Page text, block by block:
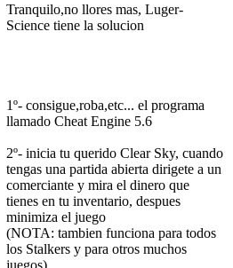
Tranquilo,no llores mas, Luger-
Science tiene la solucion
1º- consigue,roba,etc... el programa
llamado Cheat Engine 5.6
2º- inicia tu querido Clear Sky, cuando
tengas una partida abierta dirigete a un
comerciante y mira el dinero que
tienes en tu inventario, despues
minimiza el juego
(NOTA: tambien funciona para todos
los Stalkers y para otros muchos
juegos)